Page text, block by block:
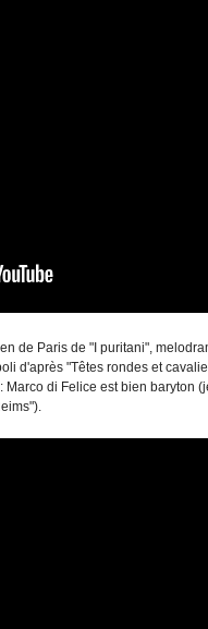
de Paris de "I puritani",
d'après "Têtes rondes et
di Felice est bien baryton